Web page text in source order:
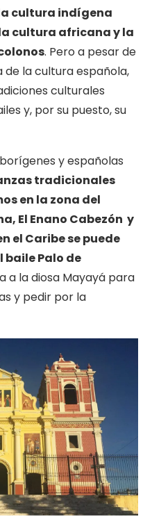
cultura indígena
cultura africana y la
. Pero a pesar de
la cultura española,
culturales
y, por su puesto, su
y españolas
tradicionales
en la zona del
El Enano Cabezón y
el Caribe se puede
baile Palo de
a la diosa Mayayá para
y pedir por la